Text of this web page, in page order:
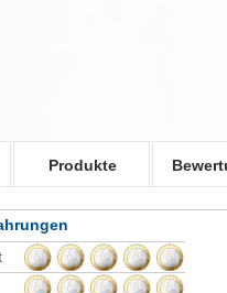
Produkte